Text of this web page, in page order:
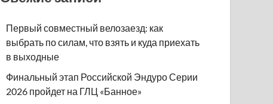
Первый совместный велозаезд: как
выбрать по силам, что взять и куда приехать
в выходные
Финальный этап Российской Эндуро Серии
2026 пройдет на ГЛЦ «Банное»